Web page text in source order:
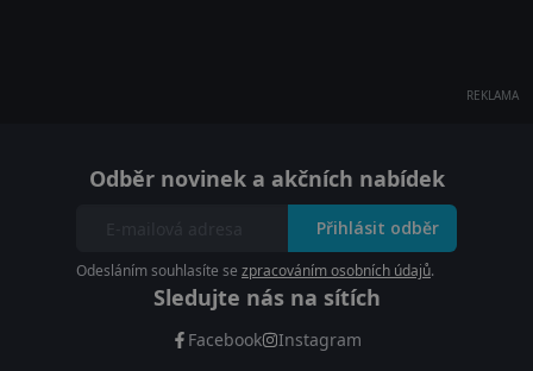
REKLAMA
Odběr novinek a akčních nabídek
Přihlásit odběr
Odesláním souhlasíte se zpracováním osobních údajů.
Sledujte nás na sítích
Facebook Instagram